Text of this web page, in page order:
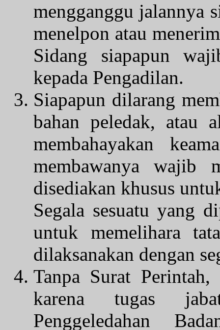
mengganggu jalannya
menelpon atau
Sidang siapapun
kepada Pengadilan.
Siapapun dilarang
bahan peledak, atau
membahayakan
membawanya wajib
disediakan khusus
Segala sesuatu yang
untuk memelihara
dilaksanakan dengan
Tanpa Surat Perintah,
karena tugas
Penggeledahan